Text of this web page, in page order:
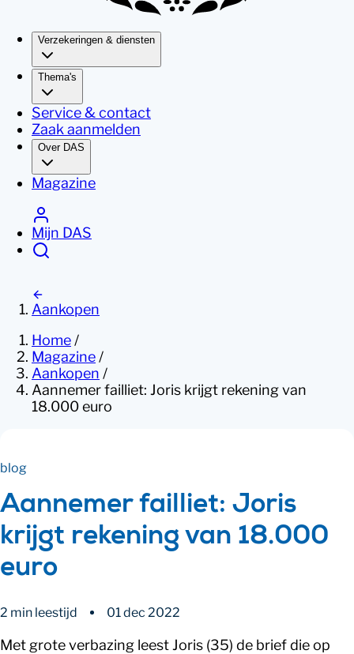
Verzekeringen & diensten
Thema's
Service & contact
Zaak aanmelden
Over DAS
Magazine
Mijn DAS
Aankopen
Home /
Magazine /
Aankopen /
Aannemer failliet: Joris krijgt rekening van
18.000 euro
blog
Aannemer failliet: Joris
krijgt rekening van 18.000
euro
2 min leestijd 01 dec 2022
Met grote verbazing leest Joris (35) de brief die op